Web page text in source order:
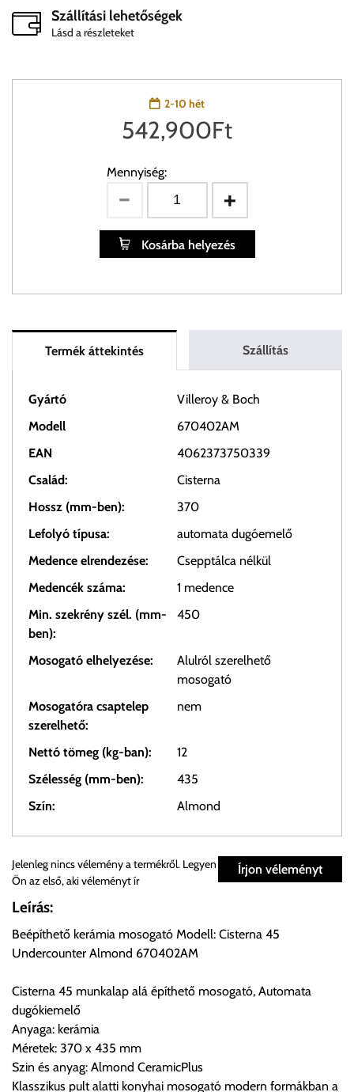
Szállítási lehetőségek
Lásd a részleteket
2-10 hét
542,900Ft
Mennyiség:
Kosárba helyezés
Termék áttekintés Szállítás
Gyártó
Villeroy & Boch
Modell
670402AM
EAN
4062373750339
Család:
Cisterna
Hossz (mm-ben):
370
Lefolyó típusa:
automata dugóemelő
Medence elrendezése:
Csepptálca nélkül
Medencék száma:
1 medence
Min. szekrény szél. (mm-
ben):
450
Mosogató elhelyezése:
Alulról szerelhető
mosogató
Mosogatóra csaptelep
szerelhető:
nem
Nettó tömeg (kg-ban):
12
Szélesség (mm-ben):
435
Szín:
Almond
Személyes átvétel:
Önnek lehetősége van rendelését a beérkezést követően
előre egyeztetett időpontban.
Szállítási díjak:
Az oldalunkon rendelés esetén, amennyiben szállítást is kér,
úgy esetenként több lehetőséget ajánl fel a program. Kérjük, a
Írjon véleményt
Jelenleg nincs vélemény a termékről. Legyen
Ön az első, aki véleményt ír
Leírás:
Beépíthető kerámia mosogató Modell: Cisterna 45
Undercounter Almond 670402AM
Cisterna 45 munkalap alá építhető mosogató, Automata
dugókiemelő
Anyaga: kerámia
Méretek: 370 x 435 mm
Szin és anyag: Almond CeramicPlus
Klasszikus pult alatti konyhai mosogató modern formákban a